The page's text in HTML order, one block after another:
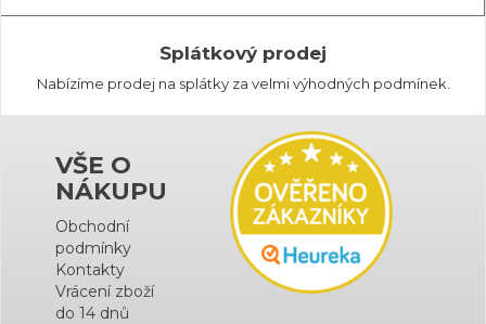
Splátkový prodej
Nabízíme prodej na splátky za velmi výhodných podmínek.
VŠE O
NÁKUPU
Obchodní
podmínky
Kontakty
Vrácení zboží
do 14 dnů